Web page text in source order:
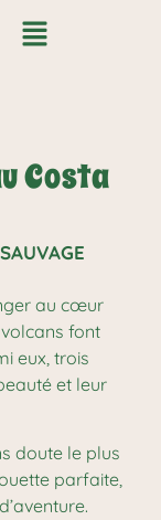
Costa
au cœur
font
eux, trois
et leur
doute le plus
parfaite,